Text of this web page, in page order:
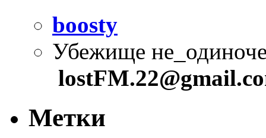
boosty
Убежище
Метки